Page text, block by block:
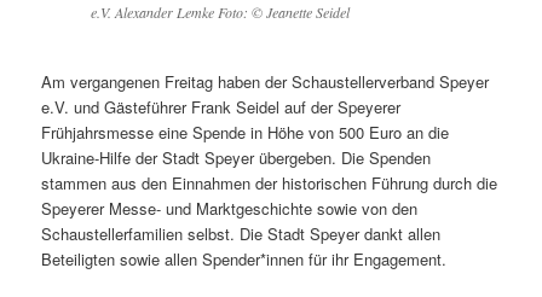
e.V. Alexander Lemke Foto: © Jeanette Seidel
Am vergangenen Freitag haben der Schaustellerverband Speyer
e.V. und Gästeführer Frank Seidel auf der Speyerer
Frühjahrsmesse eine Spende in Höhe von 500 Euro an die
Ukraine-Hilfe der Stadt Speyer übergeben. Die Spenden
stammen aus den Einnahmen der historischen Führung durch die
Speyerer Messe- und Marktgeschichte sowie von den
Schaustellerfamilien selbst. Die Stadt Speyer dankt allen
Beteiligten sowie allen Spender*innen für ihr Engagement.